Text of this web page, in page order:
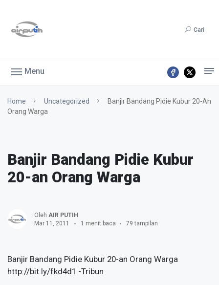
Cari
Menu
Home Uncategorized
Banjir Bandang Pidie Kubur 20-An
Orang Warga
Banjir Bandang Pidie Kubur
20-an Orang Warga
Oleh AIR PUTIH
Mar 11, 2011
1 menit baca 79 tampilan
Banjir Bandang Pidie Kubur 20-an Orang Warga
http://bit.ly/fkd4d1 -Tribun